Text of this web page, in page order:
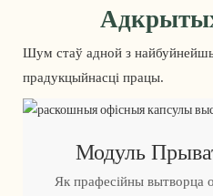
Шум стаў адной з
прадукцыйнасці працы.
Модуль
Як прафесійны вытворца